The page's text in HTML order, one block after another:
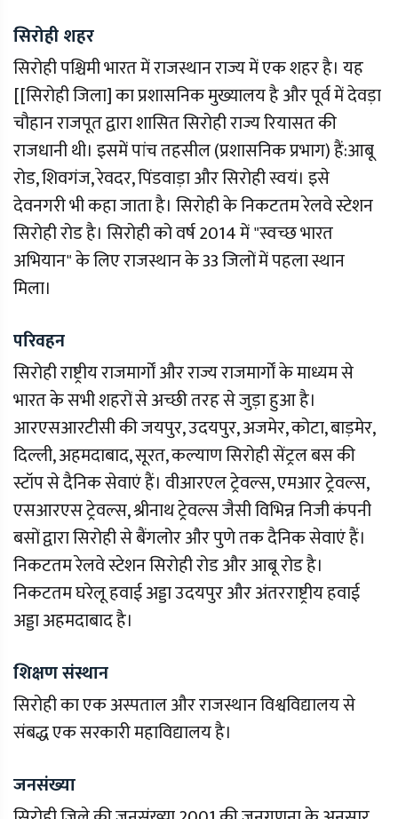
सिरोही शहर
सिरोही पश्चिमी भारत में राजस्थान राज्य में एक शहर है। यह
[[सिरोही जिला] का प्रशासनिक मुख्यालय है और पूर्व में देवड़ा
चौहान राजपूत द्वारा शासित सिरोही राज्य रियासत की
राजधानी थी। इसमें पांच तहसील (प्रशासनिक प्रभाग) हैं:आबू
रोड, शिवगंज, रेवदर, पिंडवाड़ा और सिरोही स्वयं। इसे
देवनगरी भी कहा जाता है। सिरोही के निकटतम रेलवे स्टेशन
सिरोही रोड है। सिरोही को वर्ष 2014 में "स्वच्छ भारत
अभियान" के लिए राजस्थान के 33 जिलों में पहला स्थान
मिला।
परिवहन
सिरोही राष्ट्रीय राजमार्गों और राज्य राजमार्गों के माध्यम से
भारत के सभी शहरों से अच्छी तरह से जुड़ा हुआ है।
आरएसआरटीसी की जयपुर, उदयपुर, अजमेर, कोटा, बाड़मेर,
दिल्ली, अहमदाबाद, सूरत, कल्याण सिरोही सेंट्रल बस की
स्टॉप से दैनिक सेवाएं हैं। वीआरएल ट्रेवल्स, एमआर ट्रेवल्स,
एसआरएस ट्रेवल्स, श्रीनाथ ट्रेवल्स जैसी विभिन्न निजी कंपनी
बसों द्वारा सिरोही से बैंगलोर और पुणे तक दैनिक सेवाएं हैं।
निकटतम रेलवे स्टेशन सिरोही रोड और आबू रोड है।
निकटतम घरेलू हवाई अड्डा उदयपुर और अंतरराष्ट्रीय हवाई
अड्डा अहमदाबाद है।
शिक्षण संस्थान
सिरोही का एक अस्पताल और राजस्थान विश्वविद्यालय से
संबद्ध एक सरकारी महाविद्यालय है।
जनसंख्या